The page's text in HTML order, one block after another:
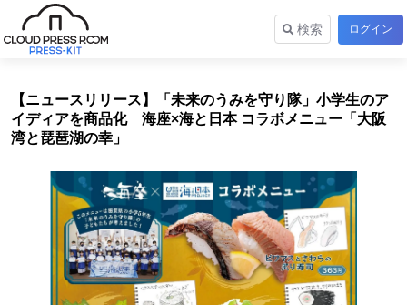
検索 ログイン
【ニュースリリース】「未来のうみを守り隊」小学生のア
イディアを商品化 海座×海と日本 コラボメニュー「大阪
湾と琵琶湖の幸」